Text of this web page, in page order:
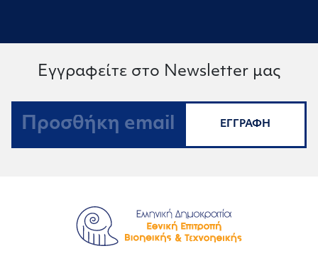
Εγγραφείτε στο Newsletter μας
ΕΓΓΡΑΦΗ